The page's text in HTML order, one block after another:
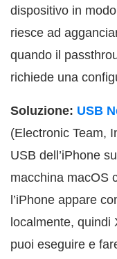
dispositivo in
riesce ad
quando il
richiede una
Soluzione: USB
(Electronic Team,
USB dell’iPhone
macchina macOS
l’iPhone appare
localmente,
puoi eseguire e